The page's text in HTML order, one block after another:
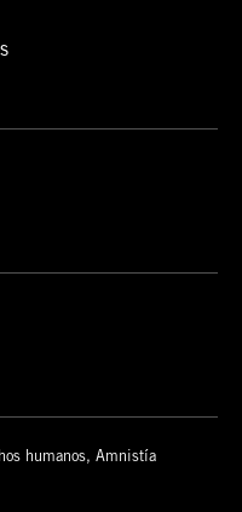
humanos, Amnistía